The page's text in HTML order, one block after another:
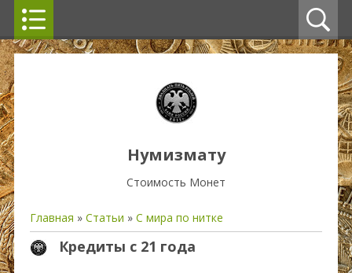
Нумизмату
Стоимость Монет
Главная » Статьи » С мира по нитке
Кредиты с 21 года